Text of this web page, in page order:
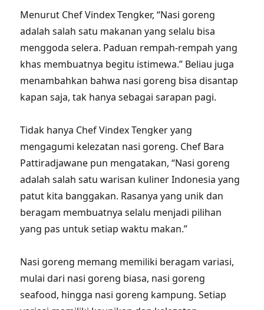
Menurut Chef Vindex Tengker, “Nasi goreng
adalah salah satu makanan yang selalu bisa
menggoda selera. Paduan rempah-rempah yang
khas membuatnya begitu istimewa.” Beliau juga
menambahkan bahwa nasi goreng bisa disantap
kapan saja, tak hanya sebagai sarapan pagi.
Tidak hanya Chef Vindex Tengker yang
mengagumi kelezatan nasi goreng. Chef Bara
Pattiradjawane pun mengatakan, “Nasi goreng
adalah salah satu warisan kuliner Indonesia yang
patut kita banggakan. Rasanya yang unik dan
beragam membuatnya selalu menjadi pilihan
yang pas untuk setiap waktu makan.”
Nasi goreng memang memiliki beragam variasi,
mulai dari nasi goreng biasa, nasi goreng
seafood, hingga nasi goreng kampung. Setiap